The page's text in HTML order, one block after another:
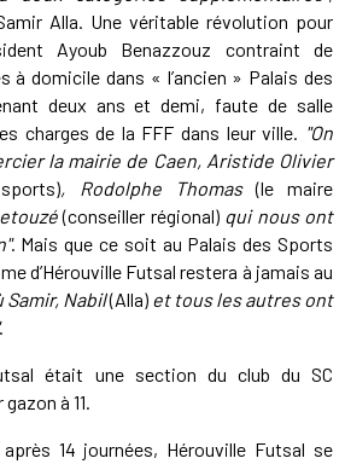
Alla. Une véritable révolution pour
Ayoub Benazzouz contraint de
à domicile dans « l’ancien » Palais des
deux ans et demi, faute de salle
charges de la FFF dans leur ville. "On
la mairie de Caen, Aristide Olivier
, Rodolphe Thomas(le maire
(conseiller régional)qui nous ont
. Mais que ce soit au Palais des Sports
d’Hérouville Futsal restera à jamais au
Samir, Nabil(Alla) et tous les autres ont
.
était une section du club du SC
à 11.
après 14 journées, Hérouville Futsal se